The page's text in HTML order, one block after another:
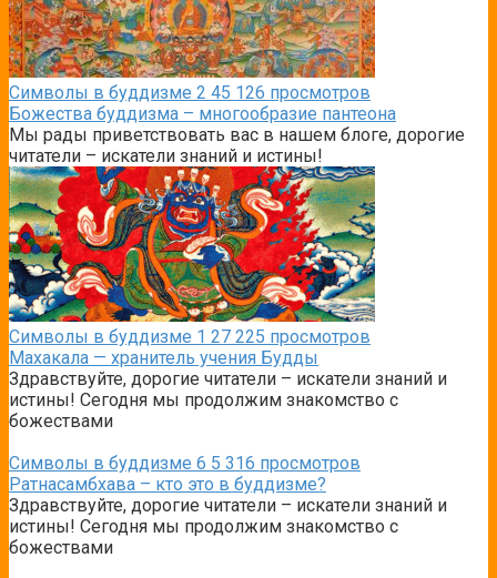
Символы в буддизме 2 45 126 просмотров
Божества буддизма – многообразие пантеона
Мы рады приветствовать вас в нашем блоге, дорогие
читатели – искатели знаний и истины!
Символы в буддизме 1 27 225 просмотров
Махакала — хранитель учения Будды
Здравствуйте, дорогие читатели – искатели знаний и
истины! Сегодня мы продолжим знакомство с
божествами
Символы в буддизме 6 5 316 просмотров
Ратнасамбхава – кто это в буддизме?
Здравствуйте, дорогие читатели – искатели знаний и
истины! Сегодня мы продолжим знакомство с
божествами